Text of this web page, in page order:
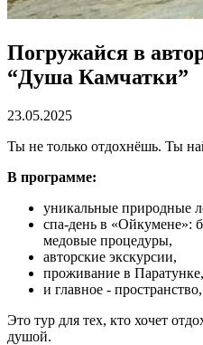
Погружайся в
“Душа Камчатки”
23.05.2025
Ты не только отдохнёшь. Ты
В программе:
уникальные природные
спа-день в «Ойкумене»:
медовые процедуры,
авторские экскурсии,
проживание в Паратунке,
и главное -
Это тур для тех, кто хочет
душой.